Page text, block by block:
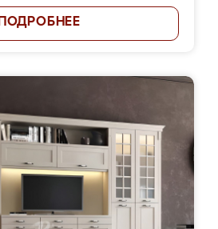
ПОДРОБНЕЕ